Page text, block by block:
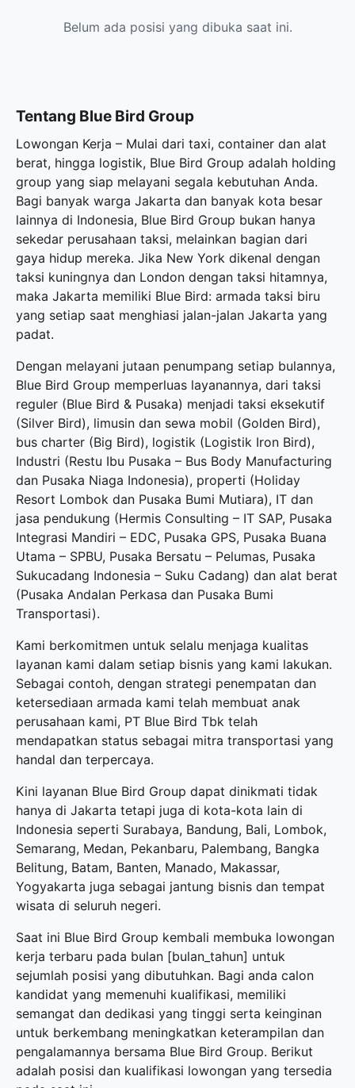
Belum ada posisi yang dibuka saat ini.
Tentang Blue Bird Group
Lowongan Kerja – Mulai dari taxi, container dan alat
berat, hingga logistik, Blue Bird Group adalah holding
group yang siap melayani segala kebutuhan Anda.
Bagi banyak warga Jakarta dan banyak kota besar
lainnya di Indonesia, Blue Bird Group bukan hanya
sekedar perusahaan taksi, melainkan bagian dari
gaya hidup mereka. Jika New York dikenal dengan
taksi kuningnya dan London dengan taksi hitamnya,
maka Jakarta memiliki Blue Bird: armada taksi biru
yang setiap saat menghiasi jalan-jalan Jakarta yang
padat.
Dengan melayani jutaan penumpang setiap bulannya,
Blue Bird Group memperluas layanannya, dari taksi
reguler (Blue Bird & Pusaka) menjadi taksi eksekutif
(Silver Bird), limusin dan sewa mobil (Golden Bird),
bus charter (Big Bird), logistik (Logistik Iron Bird),
Industri (Restu Ibu Pusaka – Bus Body Manufacturing
dan Pusaka Niaga Indonesia), properti (Holiday
Resort Lombok dan Pusaka Bumi Mutiara), IT dan
jasa pendukung (Hermis Consulting – IT SAP, Pusaka
Integrasi Mandiri – EDC, Pusaka GPS, Pusaka Buana
Utama – SPBU, Pusaka Bersatu – Pelumas, Pusaka
Sukucadang Indonesia – Suku Cadang) dan alat berat
(Pusaka Andalan Perkasa dan Pusaka Bumi
Transportasi).
Kami berkomitmen untuk selalu menjaga kualitas
layanan kami dalam setiap bisnis yang kami lakukan.
Sebagai contoh, dengan strategi penempatan dan
ketersediaan armada kami telah membuat anak
perusahaan kami, PT Blue Bird Tbk telah
mendapatkan status sebagai mitra transportasi yang
handal dan terpercaya.
Kini layanan Blue Bird Group dapat dinikmati tidak
hanya di Jakarta tetapi juga di kota-kota lain di
Indonesia seperti Surabaya, Bandung, Bali, Lombok,
Semarang, Medan, Pekanbaru, Palembang, Bangka
Belitung, Batam, Banten, Manado, Makassar,
Yogyakarta juga sebagai jantung bisnis dan tempat
wisata di seluruh negeri.
Saat ini Blue Bird Group kembali membuka lowongan
kerja terbaru pada bulan [bulan_tahun] untuk
sejumlah posisi yang dibutuhkan. Bagi anda calon
kandidat yang memenuhi kualifikasi, memiliki
semangat dan dedikasi yang tinggi serta keinginan
untuk berkembang meningkatkan keterampilan dan
pengalamannya bersama Blue Bird Group. Berikut
adalah posisi dan kualifikasi lowongan yang tersedia